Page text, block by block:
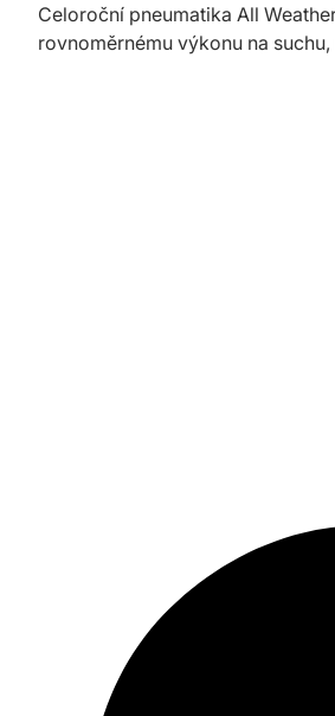
Celoroční pneumatika All
rovnoměrnému výkonu na